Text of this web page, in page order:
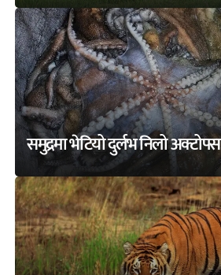
समुद्रमा भेटियो दुर्लभ निलो अक्टोपस